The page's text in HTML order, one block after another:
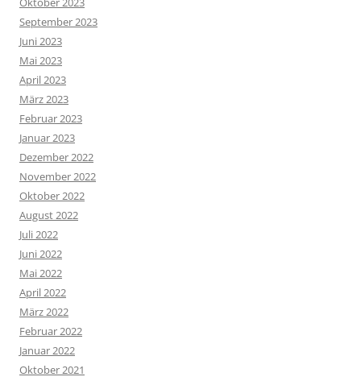
September 2023
Juni 2023
Mai 2023
April 2023
März 2023
Februar 2023
Januar 2023
Dezember 2022
November 2022
Oktober 2022
August 2022
Juli 2022
Juni 2022
Mai 2022
April 2022
März 2022
Februar 2022
Januar 2022
Oktober 2021